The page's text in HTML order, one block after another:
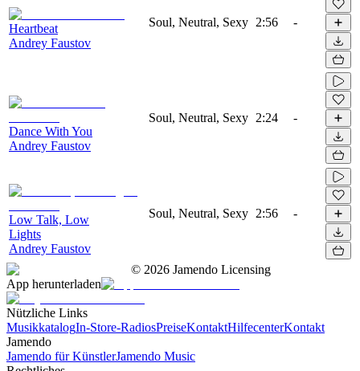
Heartbeat
Andrey Faustov
Soul, Neutral, Sexy 2:56 -
Dance With You
Andrey Faustov
Soul, Neutral, Sexy 2:24 -
Low Talk, Low
Lights
Andrey Faustov
Soul, Neutral, Sexy 2:56 -
© 2026 Jamendo Licensing
App herunterladen
Nützliche Links
MusikkatalogIn-Store-RadiosPreiseKontaktHilfecenterKontakt
Jamendo
Jamendo für KünstlerJamendo Music